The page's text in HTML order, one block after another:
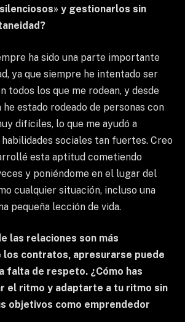
y gestionarlos sin
ha sido una parte importante
ya que siempre he intentado ser
todos los que me rodean, y desde
estado rodeado de personas con
difíciles, lo que me ayudó a
sociales tan fuertes. Creo
esta aptitud cometiendo
y poniéndome en el lugar del
cualquier situación, incluso una
pequeña lección de vida.
las relaciones son más
los contratos, apresurarse puede
falta de respeto. ¿Cómo has
el ritmo y adaptarte a tu ritmo sin
objetivos como emprendedor